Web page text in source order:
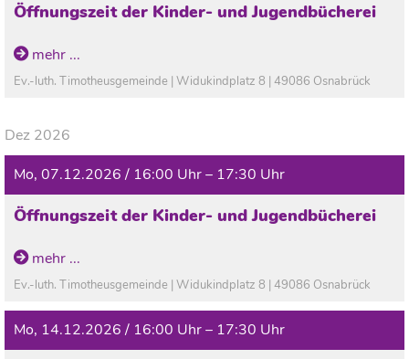
Öffnungszeit der Kinder- und Jugendbücherei
In den Ferien geschlossen!
mehr ...
Ev.-luth. Timotheusgemeinde | Widukindplatz 8 | 49086 Osnabrück
Dez 2026
Mo, 07.12.2026 / 16:00 Uhr – 17:30 Uhr
Öffnungszeit der Kinder- und Jugendbücherei
In den Ferien geschlossen!
mehr ...
Ev.-luth. Timotheusgemeinde | Widukindplatz 8 | 49086 Osnabrück
Mo, 14.12.2026 / 16:00 Uhr – 17:30 Uhr